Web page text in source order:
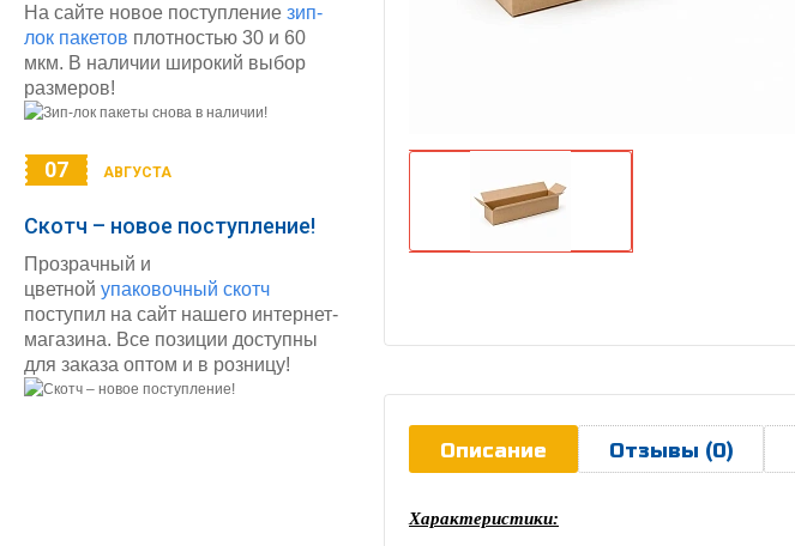
Описание Отзывы (0)
Характеристики:
На сайте новое поступление зип-
лок пакетов плотностью 30 и 60
мкм. В наличии широкий выбор
размеров!
07 АВГУСТА
Скотч – новое поступление!
Прозрачный и
цветной упаковочный скотч
поступил на сайт нашего интернет-
магазина. Все позиции доступны
для заказа оптом и в розницу!